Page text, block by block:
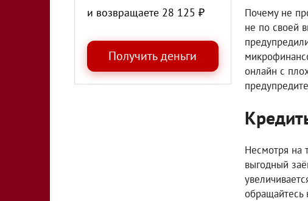
и возвращаете 28 125 ₽
Почему не
не по своей
онлайн с
Несмотря на
выгодный
обращайтесь